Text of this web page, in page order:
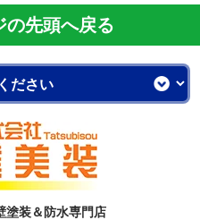
の先頭へ戻る
塗装＆防水専門店